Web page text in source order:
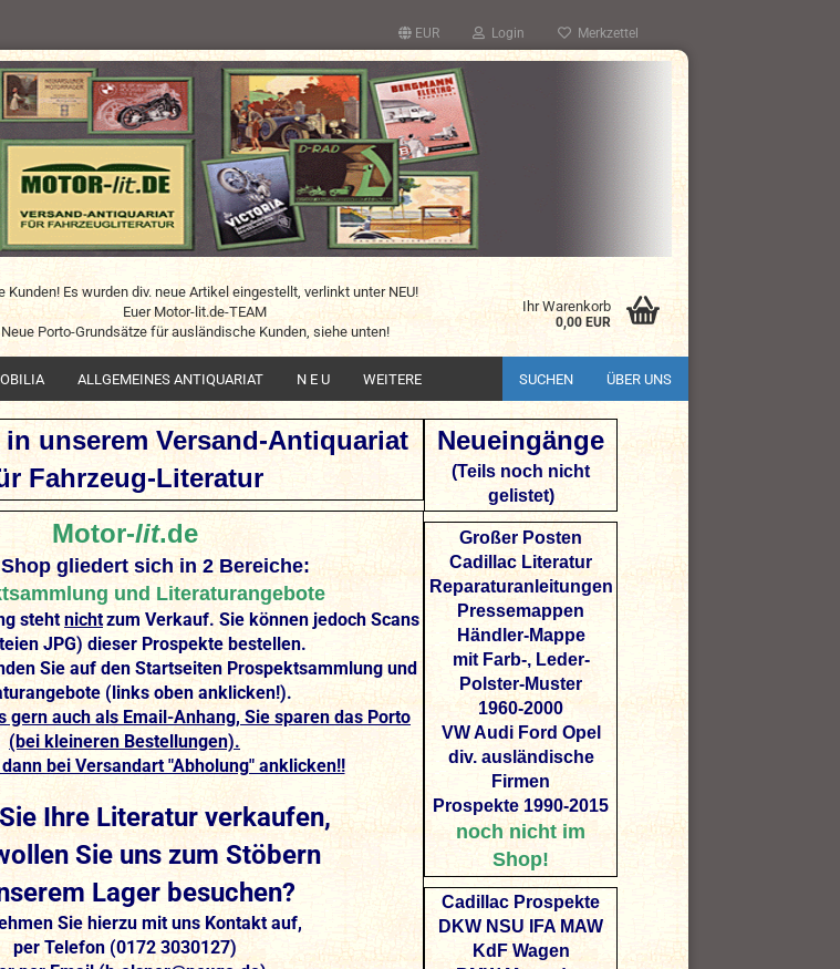
EUR Login Merkzettel
Kunden! Es wurden div. neue Artikel eingestellt, verlinkt unter NEU!
Euer Motor-lit.de-TEAM
Neue Porto-Grundsätze für ausländische Kunden, siehe unten!
Ihr Warenkorb
0,00 EUR
ALLGEMEINES ANTIQUARIAT N E U SUCHEN ÜBER UNS
WEITERE
unserem Versand-Antiquariat
Fahrzeug-Literatur
Motor-lit.de
gliedert sich in 2 Bereiche:
und Literaturangebote
stehtnichtzum Verkauf. Sie können jedoch Scans
JPG) dieser Prospekte bestellen.
Sie auf den Startseiten Prospektsammlung und
(links oben anklicken!).
gern auch als Email-Anhang, Sie sparen das Porto
(bei kleineren Bestellungen).
bei Versandart "Abholung" anklicken!!
Ihre Literatur verkaufen,
Sie uns zum Stöbern
Lager besuchen?
Sie hierzu mit uns Kontakt auf,
per Telefon (0172 3030127)
Neueingänge
(Teils noch nicht
gelistet)
Großer Posten
Cadillac Literatur
Reparaturanleitungen
Pressemappen
Händler-Mappe
mit Farb-, Leder-
Polster-Muster
1960-2000
VW Audi Ford Opel
div. ausländische
Firmen
Prospekte 1990-2015
noch nicht im
Shop!
Cadillac Prospekte
DKW NSU IFA MAW
KdF Wagen